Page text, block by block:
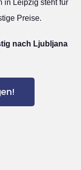
in Leipzig steht für
Preise.
nach Ljubljana